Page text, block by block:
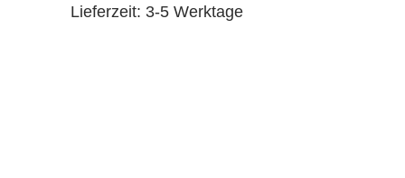
Lieferzeit: 3-5 Werktage